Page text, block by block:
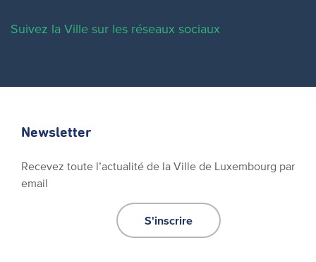
Suivez la Ville sur les réseaux sociaux
Newsletter
Recevez toute l’actualité de la Ville de Luxembourg par
email
S'inscrire